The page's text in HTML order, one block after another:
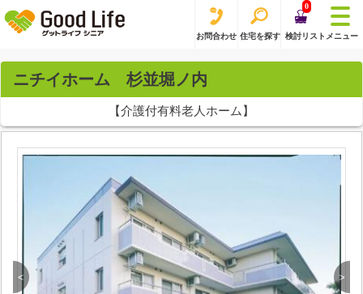
お問合わせ 住宅を探す
0
検討リスト メニュー
ニチイホーム 杉並堀ノ内
【介護付有料老人ホーム】
< >